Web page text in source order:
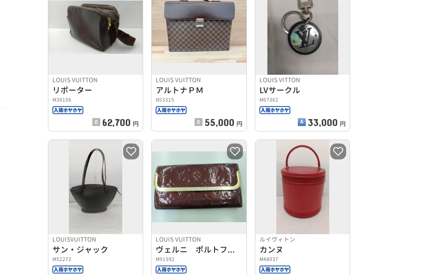
LOUIS VUITTON
リポーター
M30156
62,700 円
LOUIS VUITTON
アルトナＰＭ
N53315
55,000 円
LOUIS VITTON
LVサークル
M67362
33,000 円
LOUISVUITTON
サン・ジャック
M52272
LOUIS VUITTON
ヴェルニ ポルトフォイユ ロスモア
M91592
ルイヴィトン
カンヌ
M48037